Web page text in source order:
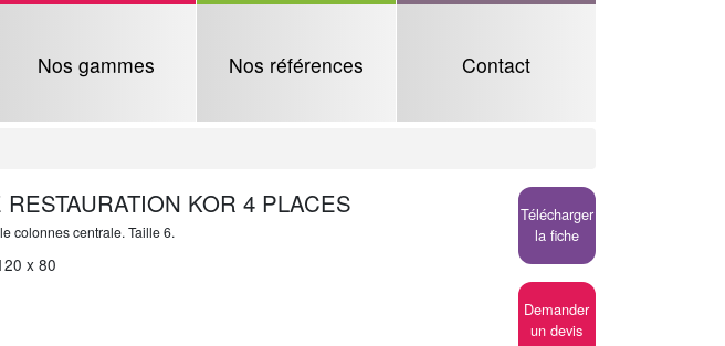
Nos gammes Nos références Contact
KOR 4 PLACES
colonnes centrale. Taille 6.
x 80
Télécharger
la fiche
Demander
un devis